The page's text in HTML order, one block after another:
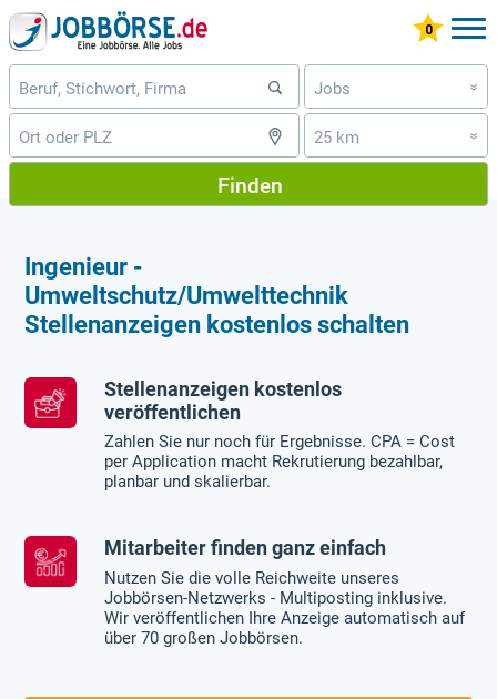
Jobs »
25 km »
Finden
Ingenieur -
Umweltschutz/Umwelttechnik
Stellenanzeigen kostenlos schalten
Stellenanzeigen kostenlos
veröffentlichen
Zahlen Sie nur noch für Ergebnisse. CPA = Cost
per Application macht Rekrutierung bezahlbar,
planbar und skalierbar.
Mitarbeiter finden ganz einfach
Nutzen Sie die volle Reichweite unseres
Jobbörsen-Netzwerks - Multiposting inklusive.
Wir veröffentlichen Ihre Anzeige automatisch auf
über 70 großen Jobbörsen.